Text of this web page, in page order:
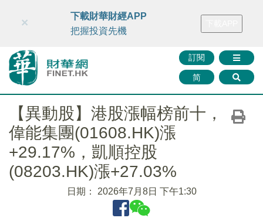
財華智庫網 FINTV FINMETA 財華證券 媒體矩陣
訂閱
简
×
下載財華財經APP
把握投資先機
【異動股】港股漲幅榜前十，
偉能集團(01608.HK)漲
+29.17%，凱順控股
(08203.HK)漲+27.03%
日期： 2026年7月8日 下午1:30